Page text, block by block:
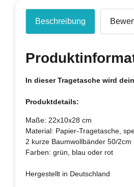
Beschreibung
In dieser Tragetasche wird
Produktdetails:
Maße: 22x10x28 cm
Material: Papier-Tragetasche,
2 kurze Baumwollbänder 50/2cm
Farben: grün, blau oder rot
Hergestellt in Deutschland